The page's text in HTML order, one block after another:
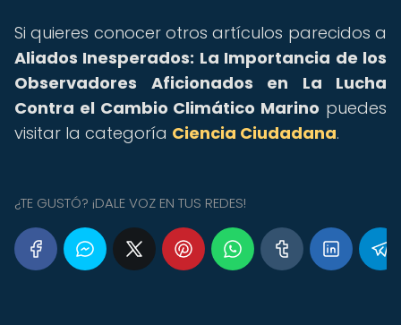
Si quieres conocer otros artículos parecidos a
Aliados Inesperados: La Importancia de los
Observadores Aficionados en La Lucha
Contra el Cambio Climático Marino puedes
visitar la categoría Ciencia Ciudadana.
¿TE GUSTÓ? ¡DALE VOZ EN TUS REDES!